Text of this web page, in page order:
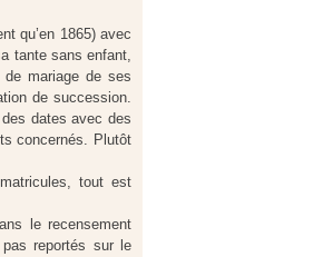
qu’en 1865) avec
tante sans enfant,
mariage de ses
de succession.
dates avec des
concernés. Plutôt
tout est
le recensement
reportés sur le